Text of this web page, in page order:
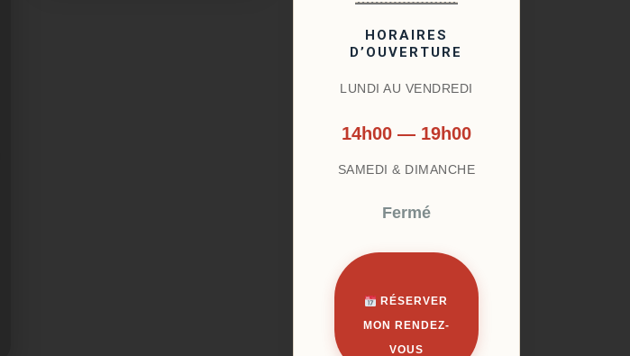
HORAIRES
D’OUVERTURE
LUNDI AU VENDREDI
14h00 — 19h00
SAMEDI & DIMANCHE
Fermé
RÉSERVER
MON RENDEZ-
VOUS